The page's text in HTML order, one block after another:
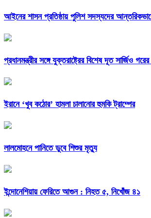
আইনের শাসন প্রতিষ্ঠায় পুলিশ সদস্যদের
প্রধানমন্ত্রীর সঙ্গে যুক্তরাষ্ট্রের বিশেষ দূত সার্জিও গরের
ইরানে ‘খুব কঠোর’ হামলা চালানোর হুমকি ট্রাম্পের
লালমোহনে পানিতে ডুবে শিশুর মৃত্যু
ইন্দোনেশিয়ায় ফেরিতে আগুন : নিহত ৫, নিখোঁজ ৪১